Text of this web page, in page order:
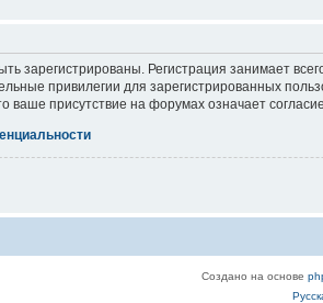
зарегистрированы. Регистрация занимает
привилегии для зарегистрированных
присутствие на форумах означает
Создано на основе